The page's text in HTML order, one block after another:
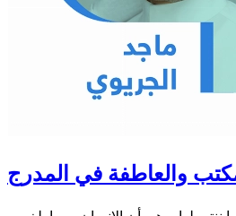
والعاطفة في المدرج